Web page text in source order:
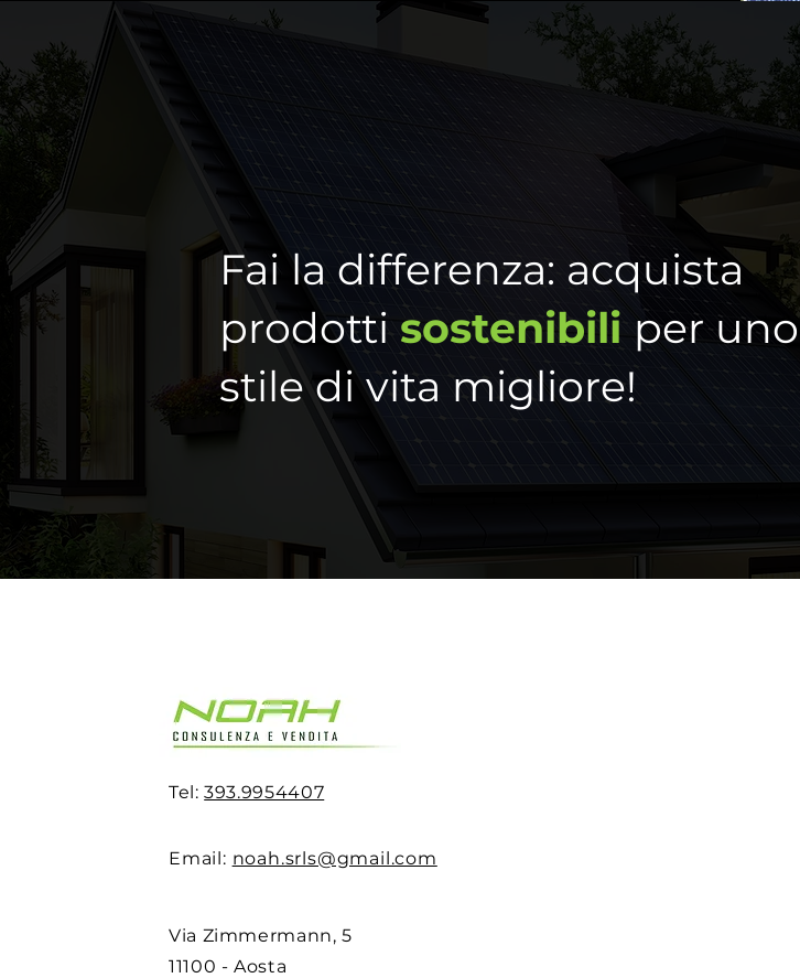
Fai la differenza: acquista
prodottisostenibili per uno
stile di vita migliore!
Tel:393.9954407
Email: noah.srls@gmail.com
Via Zimmermann, 5
11100 - Aosta